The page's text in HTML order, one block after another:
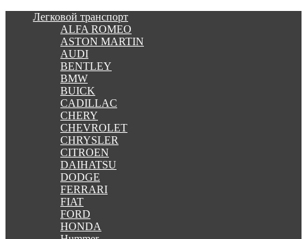
Легковой транспорт
ALFA ROMEO
ASTON MARTIN
AUDI
BENTLEY
BMW
BUICK
CADILLAC
CHERY
CHEVROLET
CHRYSLER
CITROEN
DAIHATSU
DODGE
FERRARI
FIAT
FORD
HONDA